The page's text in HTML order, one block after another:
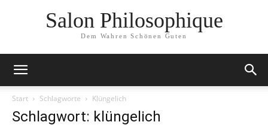
Salon Philosophique
Dem Wahren Schönen Guten
Start Schlagworte Klüngelich
Schlagwort: klüngelich